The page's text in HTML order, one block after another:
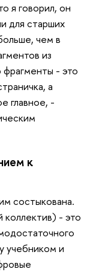
я говорил, он
для старших
чем в
из
фрагменты - это
а
главное, -
к
состыкована.
- это
учебником и